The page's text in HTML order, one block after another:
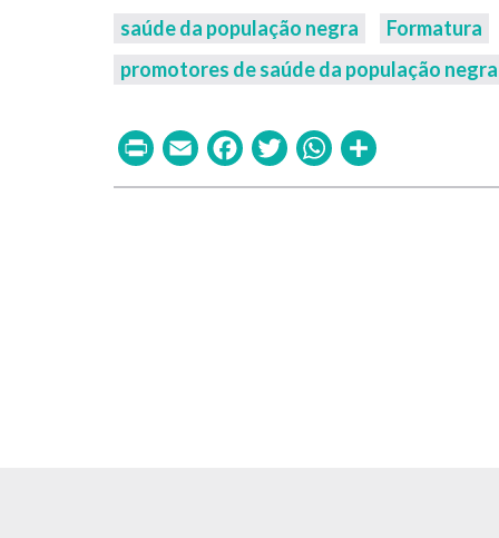
saúde da população negra
Formatura
promotores de saúde da população negra
PrintEmailFacebook
TwitterWhatsApp